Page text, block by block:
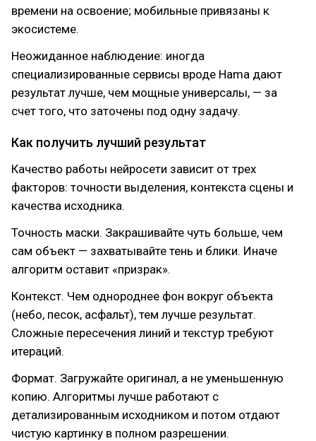
времени на освоение; мобильные привязаны к
экосистеме.
Неожиданное наблюдение: иногда
специализированные сервисы вроде Hama дают
результат лучше, чем мощные универсалы, — за
счет того, что заточены под одну задачу.
Как получить лучший результат
Качество работы нейросети зависит от трех
факторов: точности выделения, контекста сцены и
качества исходника.
Точность маски. Закрашивайте чуть больше, чем
сам объект — захватывайте тень и блики. Иначе
алгоритм оставит «призрак».
Контекст. Чем однороднее фон вокруг объекта
(небо, песок, асфальт), тем лучше результат.
Сложные пересечения линий и текстур требуют
итераций.
Формат. Загружайте оригинал, а не уменьшенную
копию. Алгоритмы лучше работают с
детализированным исходником и потом отдают
чистую картинку в полном разрешении.